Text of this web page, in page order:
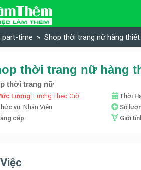
part-time Shop thời trang nữ hàng
thời trang nữ
Lương: Lương Theo Giờ Thời
vụ:Nhân Viên Số
cấp:
Giới